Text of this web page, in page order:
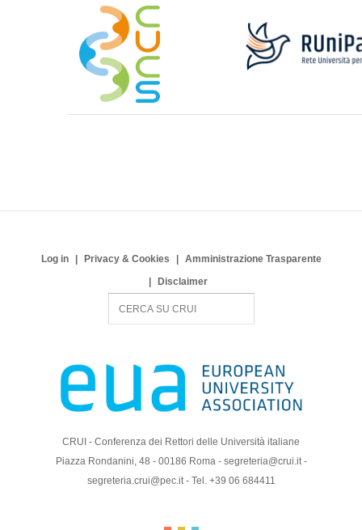
Log in Privacy & Cookies
Amministrazione Trasparente
Disclaimer
c
CRUI - Conferenza dei Rettori delle Università italiane
Piazza Rondanini, 48 - 00186 Roma - segreteria@crui.it -
segreteria.crui@pec.it - Tel. +39 06 684411